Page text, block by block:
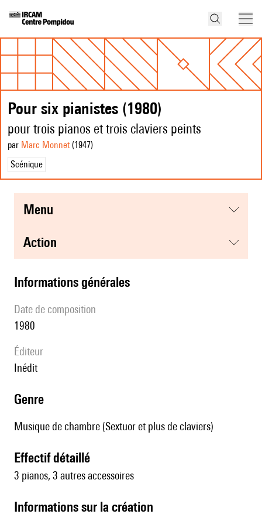
Pour six pianistes (1980)
pour trois pianos et trois claviers peints
par Marc Monnet(1947)
Scénique
menu
action
informations générales
date de composition
1980
éditeur
Inédit
genre
Musique de chambre (Sextuor et plus de claviers)
effectif détaillé
3 pianos, 3 autres accessoires
informations sur la création